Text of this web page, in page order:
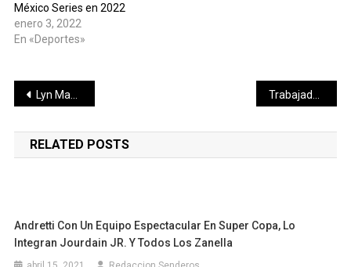
México Series en 2022
enero 3, 2022
En «Deportes»
Navegación
de
entradas
Lyn May aconsejó a Belinda: “Que les saque el dinero”
RELATED POSTS
Andretti Con Un Equipo Espectacular En Super Copa, Lo
Integran Jourdain JR. Y Todos Los Zanella